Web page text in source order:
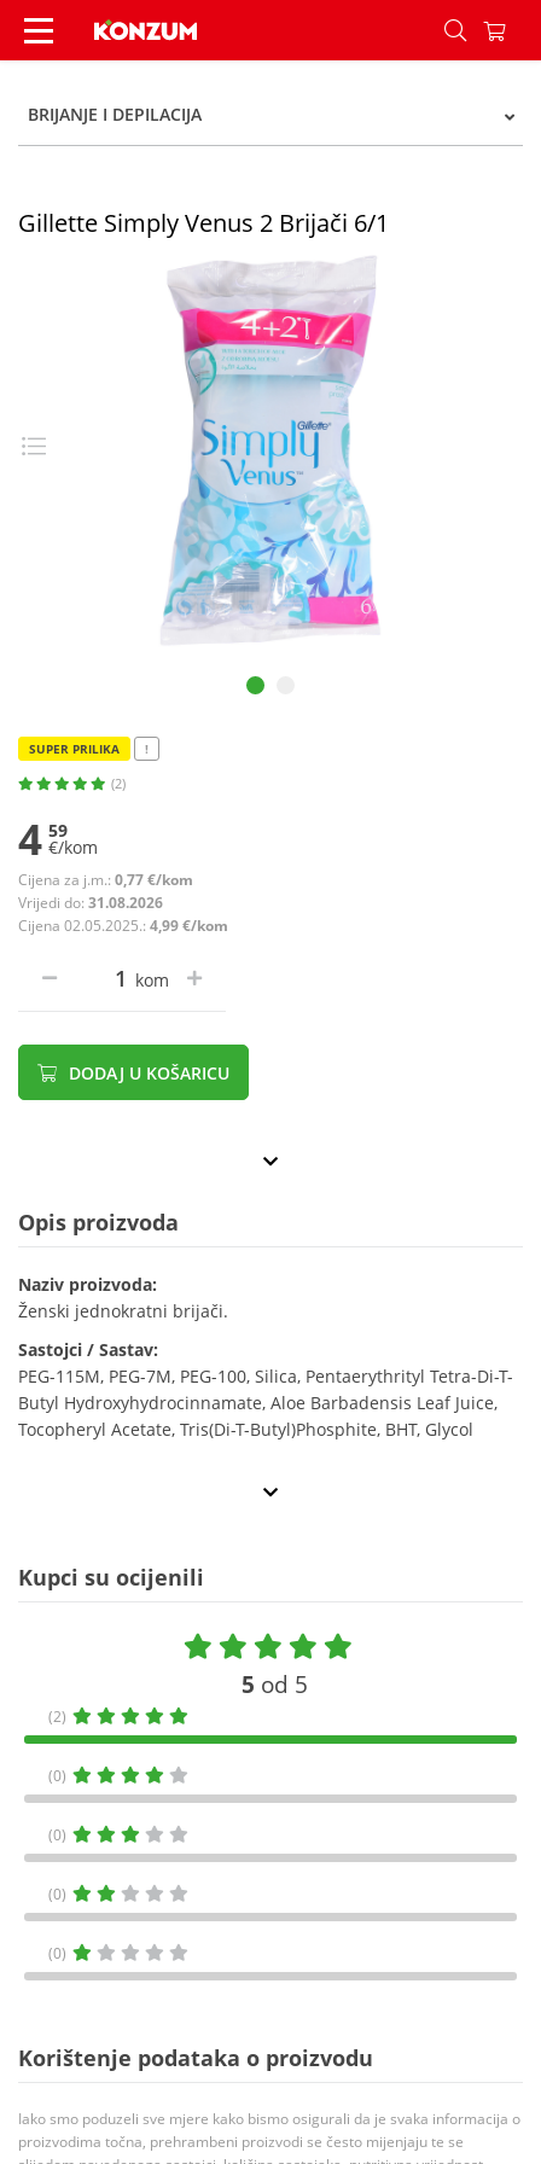
Gillette Simply Venus 2 Brijači 6/1 - Konzum
BRIJANJE I DEPILACIJA
Gillette Simply Venus 2 Brijači 6/1
SUPER PRILIKA !
(2)
4 59
€/kom
Cijena za j.m.: 0,77 €/kom
Vrijedi do: 31.08.2026
Cijena 02.05.2025.: 4,99 €/kom
kom
DODAJ U KOŠARICU
Opis proizvoda
Naziv proizvoda:
Ženski jednokratni brijači.
Sastojci / Sastav:
PEG-115M, PEG-7M, PEG-100, Silica, Pentaerythrityl Tetra-Di-T-
Butyl Hydroxyhydrocinnamate, Aloe Barbadensis Leaf Juice,
Tocopheryl Acetate, Tris(Di-T-Butyl)Phosphite, BHT, Glycol
Kupci su ocijenili
5 od 5
(2)
(0)
(0)
(0)
(0)
Korištenje podataka o proizvodu
Iako smo poduzeli sve mjere kako bismo osigurali da je svaka informacija o
proizvodima točna, prehrambeni proizvodi se često mijenjaju te se